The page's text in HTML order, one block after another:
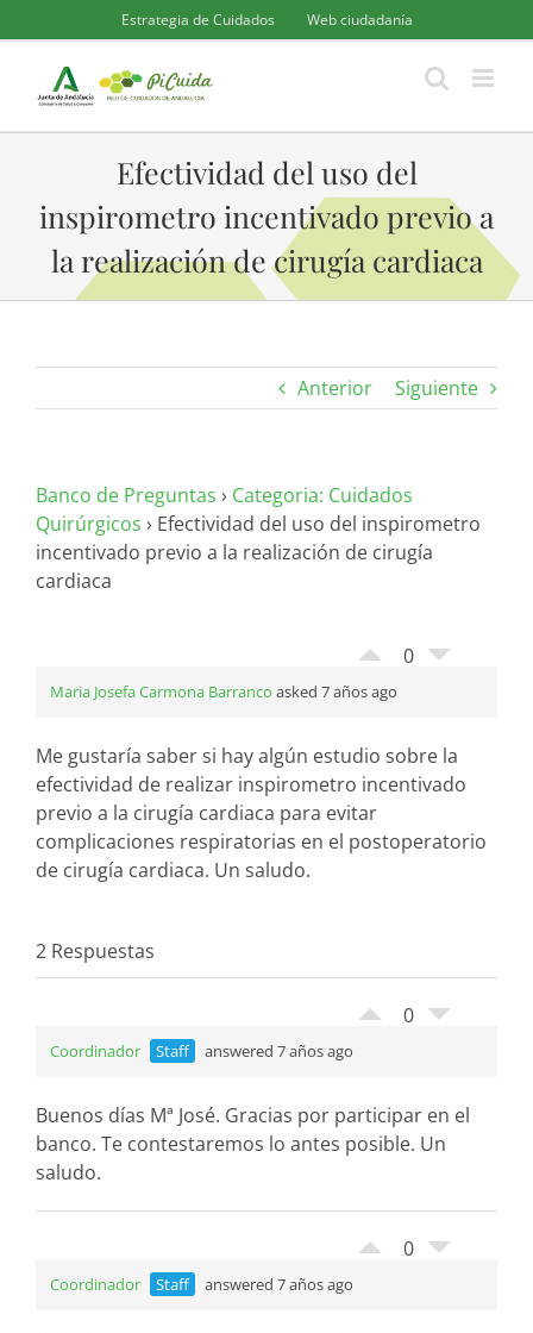
al
contenido
Estrategia de Cuidados Web ciudadanía
Efectividad del uso del
inspirometro incentivado previo a
la realización de cirugía cardiaca
Anterior Siguiente
Banco de Preguntas › Categoria: Cuidados
Quirúrgicos › Efectividad del uso del inspirometro
incentivado previo a la realización de cirugía
cardiaca
0
Maria Josefa Carmona Barranco asked 7 años ago
Me gustaría saber si hay algún estudio sobre la
efectividad de realizar inspirometro incentivado
previo a la cirugía cardiaca para evitar
complicaciones respiratorias en el postoperatorio
de cirugía cardiaca. Un saludo.
2 Respuestas
0
Coordinador Staff answered 7 años ago
Buenos días Mª José. Gracias por participar en el
banco. Te contestaremos lo antes posible. Un
saludo.
0
Coordinador Staff answered 7 años ago